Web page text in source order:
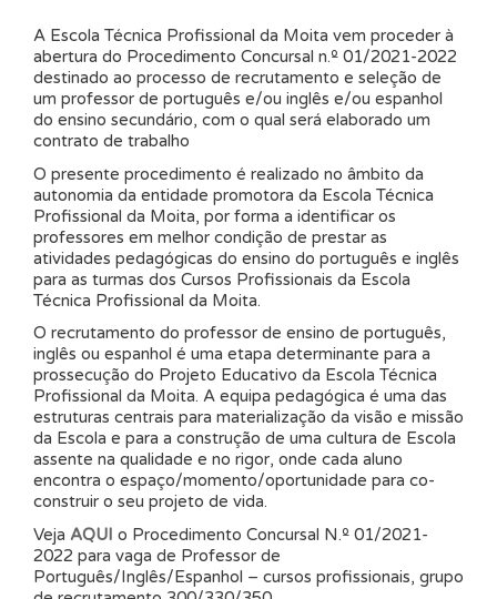
A Escola Técnica Profissional da Moita vem proceder à
abertura do Procedimento Concursal n.º 01/2021-2022
destinado ao processo de recrutamento e seleção de
um professor de português e/ou inglês e/ou espanhol
do ensino secundário, com o qual será elaborado um
contrato de trabalho
O presente procedimento é realizado no âmbito da
autonomia da entidade promotora da Escola Técnica
Profissional da Moita, por forma a identificar os
professores em melhor condição de prestar as
atividades pedagógicas do ensino do português e inglês
para as turmas dos Cursos Profissionais da Escola
Técnica Profissional da Moita.
O recrutamento do professor de ensino de português,
inglês ou espanhol é uma etapa determinante para a
prossecução do Projeto Educativo da Escola Técnica
Profissional da Moita. A equipa pedagógica é uma das
estruturas centrais para materialização da visão e missão
da Escola e para a construção de uma cultura de Escola
assente na qualidade e no rigor, onde cada aluno
encontra o espaço/momento/oportunidade para co-
construir o seu projeto de vida.
Veja AQUI o Procedimento Concursal N.º 01/2021-
2022 para vaga de Professor de
Português/Inglês/Espanhol – cursos profissionais, grupo